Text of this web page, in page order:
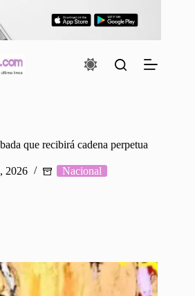
que recibirá cadena perpetua
2026 Nacional